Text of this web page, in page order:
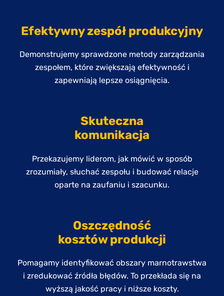
Efektywny zespół produkcyjny
Demonstrujemy sprawdzone metody zarządzania
zespołem, które zwiększają efektywność i
zapewniają lepsze osiągnięcia.
Skuteczna
komunikacja
Przekazujemy liderom, jak mówić w sposób
zrozumiały, słuchać zespołu i budować relacje
oparte na zaufaniu i szacunku.
Oszczędność
kosztów produkcji
Pomagamy identyfikować obszary marnotrawstwa
i zredukować źródła błędów. To przekłada się na
wyższą jakość pracy i niższe koszty.